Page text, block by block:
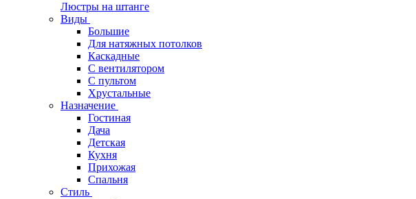
Люстры на штанге
Виды
Большие
Для натяжных потолков
Каскадные
С вентилятором
С пультом
Хрустальные
Назначение
Гостиная
Дача
Детская
Кухня
Прихожая
Спальня
Стиль